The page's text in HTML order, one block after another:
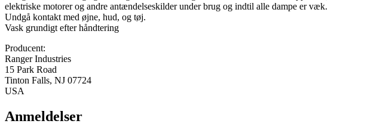
elektriske motorer og andre antændelseskilder under brug og indtil alle dampe er væk.
Undgå kontakt med øjne, hud, og tøj.
Vask grundigt efter håndtering
Producent:
Ranger Industries
15 Park Road
Tinton Falls, NJ 07724
USA
Anmeldelser